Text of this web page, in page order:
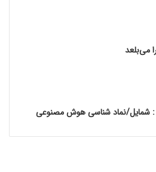
می‌بلعد
: شمایل/نماد شناسی هوش مصنوعی